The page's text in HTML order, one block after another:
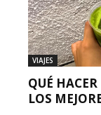
VIAJES
QUÉ
LOS